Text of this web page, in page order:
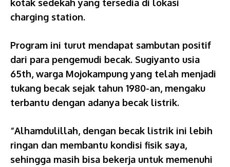
kotak sedekah yang tersedia di lokasi
charging station.
Program ini turut mendapat sambutan positif
dari para pengemudi becak. Sugiyanto usia
65th, warga Mojokampung yang telah menjadi
tukang becak sejak tahun 1980-an, mengaku
terbantu dengan adanya becak listrik.
“Alhamdulillah, dengan becak listrik ini lebih
ringan dan membantu kondisi fisik saya,
sehingga masih bisa bekerja untuk memenuhi